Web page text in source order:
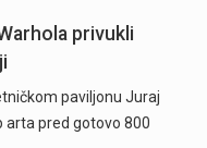
privukli
paviljonu Juraj
arta pred gotovo 800